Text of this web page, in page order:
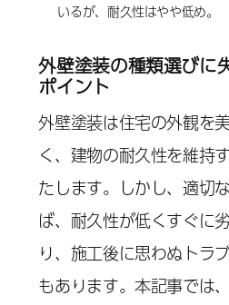
いるが、耐久性はやや低め。
外壁塗装の種類選びに
ポイント
外壁塗装は住宅の外観を
く、建物の耐久性を維持
たします。しかし、適切
ば、耐久性が低くすぐに
り、施工後に思わぬトラ
もあります。本記事では